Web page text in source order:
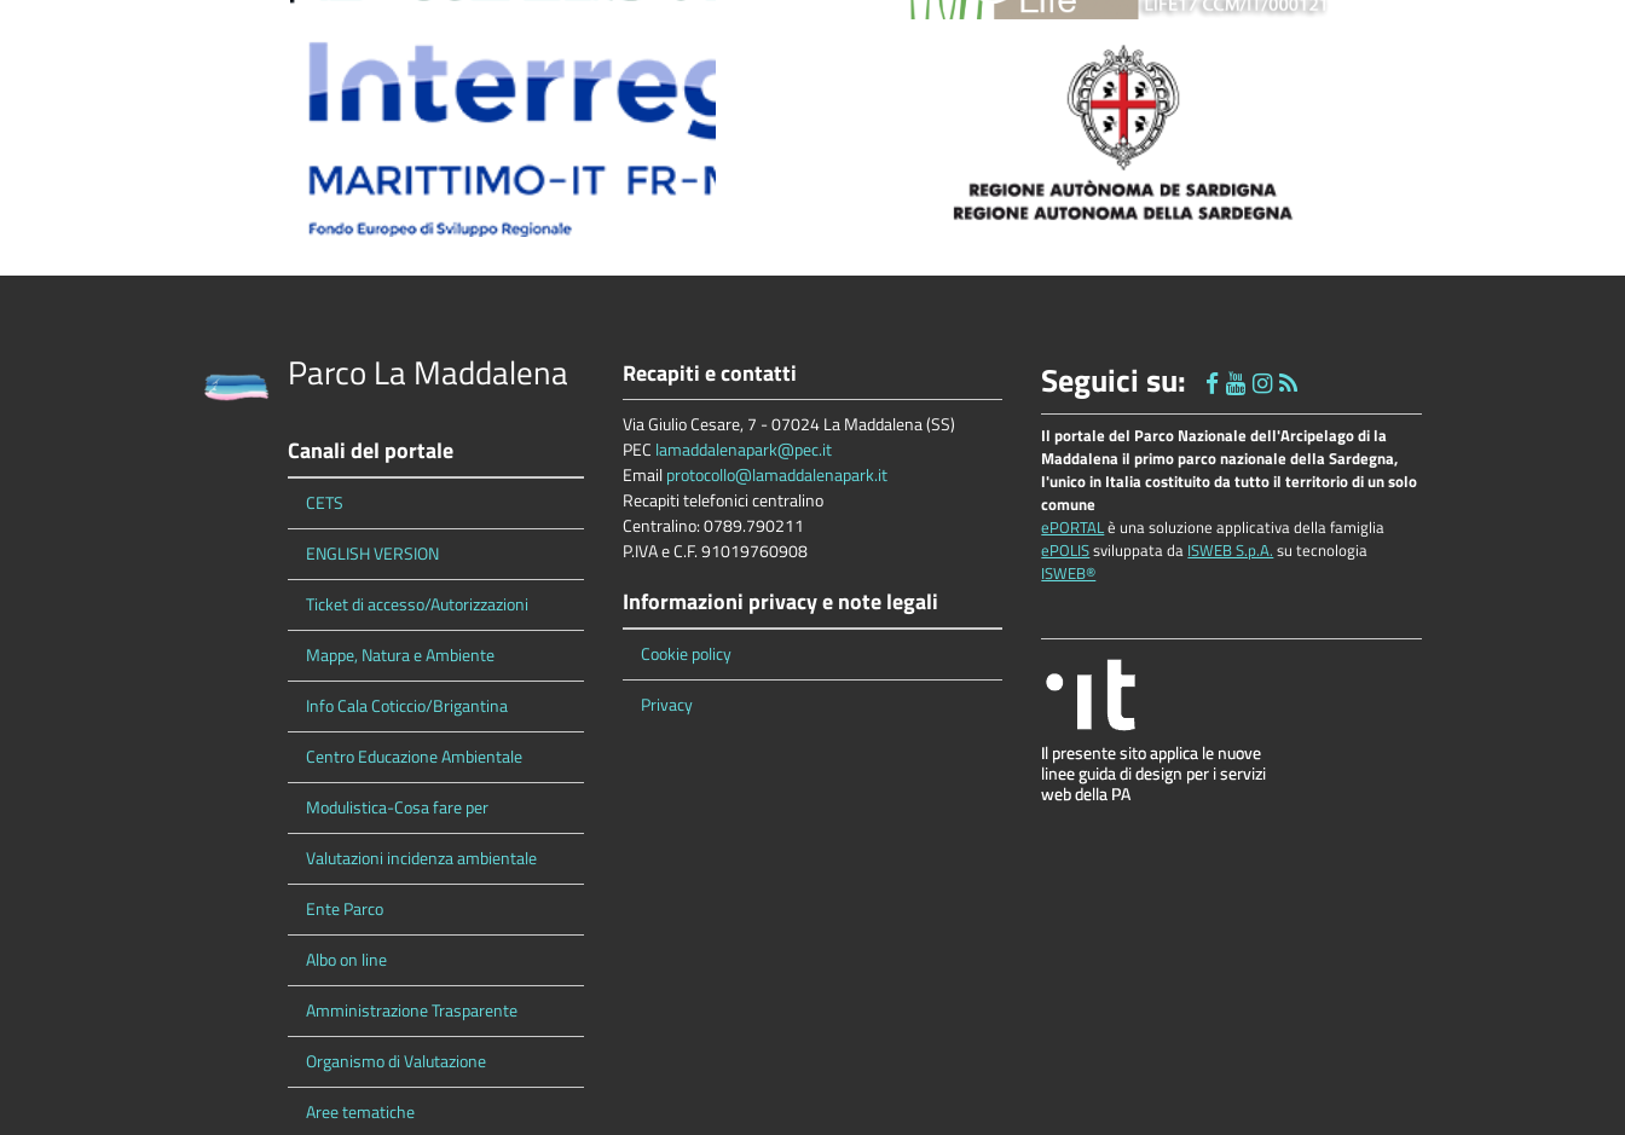
Parco La Maddalena
Canali del portale
CETS
ENGLISH VERSION
Ticket di accesso/Autorizzazioni
Mappe, Natura e Ambiente
Info Cala Coticcio/Brigantina
Centro Educazione Ambientale
Modulistica-Cosa fare per
Valutazioni incidenza ambientale
Ente Parco
Albo on line
Amministrazione Trasparente
Organismo di Valutazione
Aree tematiche
Recapiti e contatti
Via Giulio Cesare, 7 - 07024 La Maddalena (SS)
PEC lamaddalenapark@pec.it
Emailprotocollo@lamaddalenapark.it
Recapiti telefonici centralino
Centralino: 0789.790211
P.IVA e C.F. 91019760908
Informazioni privacy e note legali
Cookie policy
Privacy
Seguici su:
Il portale del Parco Nazionale dell'Arcipelago di la
Maddalena il primo parco nazionale della Sardegna,
l'unico in Italia costituito da tutto il territorio di un solo
comune
ePORTALè una soluzione applicativa della famiglia
ePOLISsviluppata da ISWEB S.p.A. su tecnologia
ISWEB®